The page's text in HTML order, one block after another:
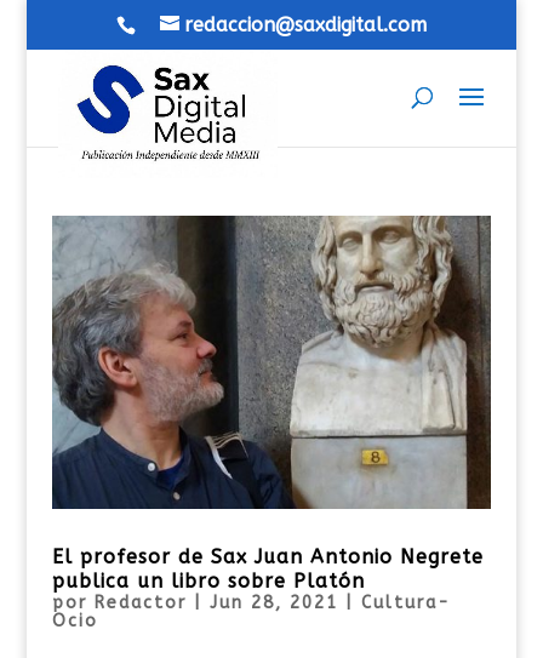
redaccion@saxdigital.com
El profesor de Sax Juan Antonio Negrete
publica un libro sobre Platón
por Redactor Jun 28, 2021
Cultura-
Ocio